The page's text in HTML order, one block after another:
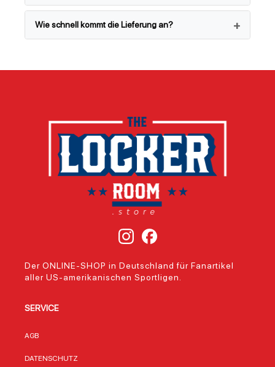
Wie schnell kommt die Lieferung an?
Der ONLINE-SHOP in Deutschland für Fanartikel
aller US-amerikanischen Sportligen.
SERVICE
AGB
DATENSCHUTZ